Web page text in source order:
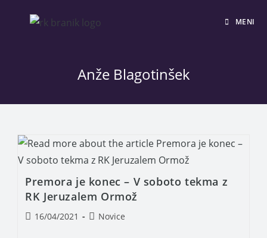
MENI
Anže Blagotinšek
Premora je konec – V soboto tekma z
RK Jeruzalem Ormož
16/04/2021 Novice